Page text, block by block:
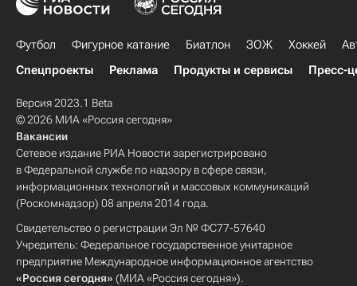
Футбол Фигурное катание Биатлон ЗОЖ Хоккей
Спецпроекты
Реклама Продукты и сервисы Пресс-
Версия 2023.1 Beta
© 2026 МИА «Россия сегодня»
Вакансии
Сетевое издание РИА Новости зарегистрировано
в Федеральной службе по надзору в сфере связи,
информационных технологий и массовых коммуникаций
(Роскомнадзор) 08 апреля 2014 года.
Свидетельство о регистрации Эл № ФС77-57640
Учредитель: Федеральное государственное унитарное
предприятие Международное информационное агентство
«Россия сегодня» (МИА «Россия сегодня»).